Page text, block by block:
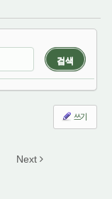
검색
쓰기
Next